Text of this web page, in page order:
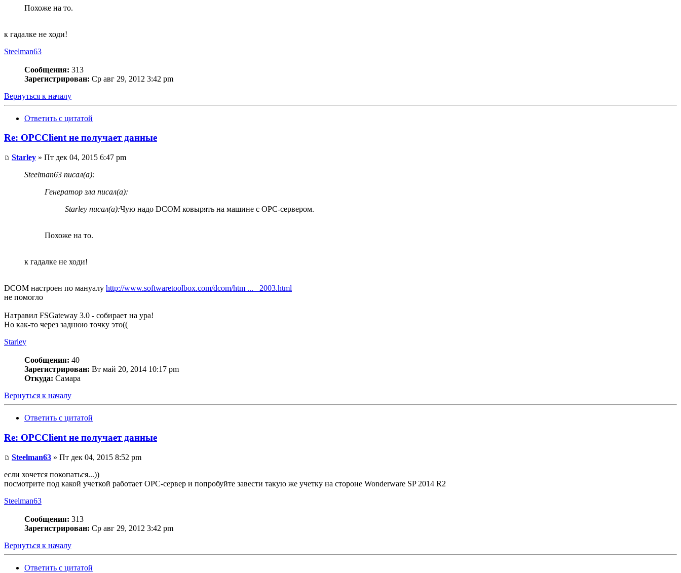
Похоже на то.
к гадалке не ходи!
Steelman63
Сообщения: 313
Зарегистрирован: Ср авг 29, 2012 3:42 pm
Вернуться к началу
Ответить с цитатой
Re: OPCClient не получает данные
Starley » Пт дек 04, 2015 6:47 pm
Steelman63 писал(а):
Генератор зла писал(а):
Starley писал(а):Чую надо DCOM ковырять на машине с ОРС-сервером.
Похоже на то.
к гадалке не ходи!
DCOM настроен по мануалу http://www.softwaretoolbox.com/dcom/htm ... _2003.html
не помогло
Натравил FSGateway 3.0 - собирает на ура!
Но как-то через заднюю точку это((
Starley
Сообщения: 40
Зарегистрирован: Вт май 20, 2014 10:17 pm
Откуда: Самара
Вернуться к началу
Ответить с цитатой
Re: OPCClient не получает данные
Steelman63 » Пт дек 04, 2015 8:52 pm
если хочется покопаться...))
посмотрите под какой учеткой работает OPC-сервер и попробуйте завести такую же учетку на стороне Wonderware SP 2014 R2
Steelman63
Сообщения: 313
Зарегистрирован: Ср авг 29, 2012 3:42 pm
Вернуться к началу
Ответить с цитатой